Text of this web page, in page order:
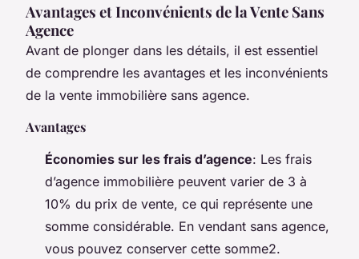
Avantages et Inconvénients de la Vente Sans
Agence
Avant de plonger dans les détails, il est essentiel
de comprendre les avantages et les inconvénients
de la vente immobilière sans agence.
Avantages
Économies sur les frais d’agence: Les frais
d’agence immobilière peuvent varier de 3 à
10% du prix de vente, ce qui représente une
somme considérable. En vendant sans agence,
vous pouvez conserver cette somme2.